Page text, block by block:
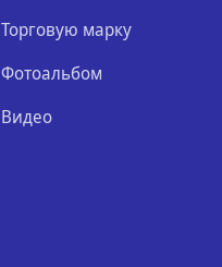
Торговую марку
Фотоальбом
Видео